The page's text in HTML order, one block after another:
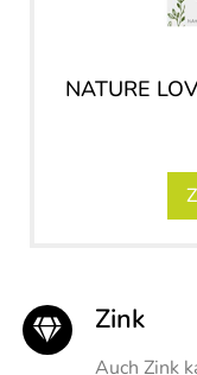
NATURE
Zink
Auch Zink